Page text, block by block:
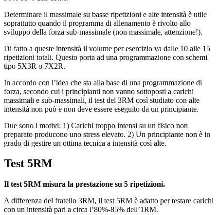
Determinare il massimale su basse ripetizioni e alte intensità è utile
soprattutto quando il programma di allenamento è rivolto allo
sviluppo della forza sub-massimale (non massimale, attenzione!).
Di fatto a queste intensità il volume per esercizio va dalle 10 alle 15
ripetizioni totali. Questo porta ad una programmazione con schemi
tipo 5X3R o 7X2R.
In accordo con l’idea che sta alla base di una programmazione di
forza, secondo cui i principianti non vanno sottoposti a carichi
massimali e sub-massimali, il test del 3RM così studiato con alte
intensità non può e non deve essere eseguito da un principiante.
Due sono i motivi: 1) Carichi troppo intensi su un fisico non
preparato producono uno stress elevato. 2) Un principiante non è in
grado di gestire un ottima tecnica a intensità così alte.
Test 5RM
Il test 5RM misura la prestazione su 5 ripetizioni.
A differenza del fratello 3RM, il test 5RM è adatto per testare carichi
con un intensità pari a circa l’80%-85% dell’1RM.